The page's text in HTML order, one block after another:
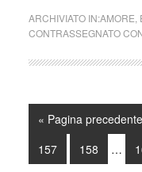
ARCHIVIATO IN:AMORE
CONTRASSEGNATO
« Pagina precedente
157
158 …